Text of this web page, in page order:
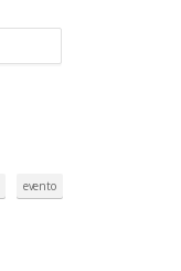
evento